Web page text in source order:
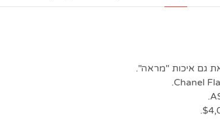
גם איכות "מראה".